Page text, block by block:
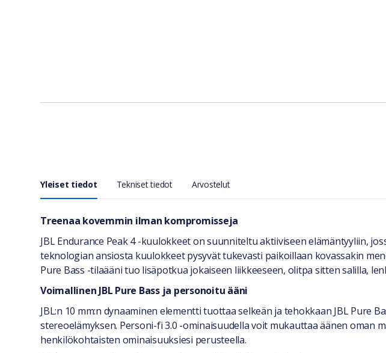
Yleiset tiedot Tekniset tiedot Arvostelut
Yleiset tiedot
Treenaa kovemmin ilman kompromisseja
JBL Endurance Peak 4 -kuulokkeet on suunniteltu aktiiviseen elämäntyyliin,
teknologian ansiosta kuulokkeet pysyvät tukevasti paikoillaan kovassakin
Pure Bass -tilaääni tuo lisäpotkua jokaiseen liikkeeseen, olitpa sitten salilla,
Voimallinen JBL Pure Bass ja personoitu ääni
JBL:n 10 mm:n dynaaminen elementti tuottaa selkeän ja tehokkaan JBL Pure
stereoelämyksen. Personi-fi 3.0 -ominaisuudella voit mukauttaa äänen oman
henkilökohtaisten ominaisuuksiesi perusteella.